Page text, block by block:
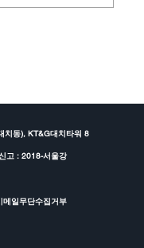
치동), KT&G대치타워 8
고 : 2018-서울강
메일무단수집거부